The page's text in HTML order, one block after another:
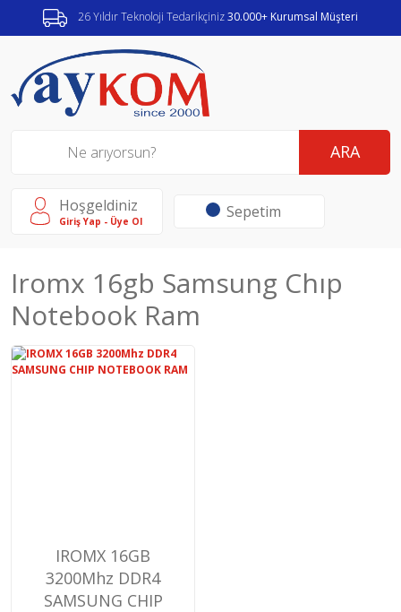
26 Yıldır Teknoloji Tedarikçiniz30.000+ Kurumsal Müşteri
ARA
Hoşgeldiniz
Giriş Yap - Üye Ol Sepetim
Iromx 16gb Samsung Chıp
Notebook Ram
IROMX 16GB
3200Mhz DDR4
SAMSUNG CHIP